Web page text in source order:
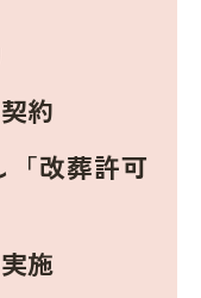
約
「改葬許可
施